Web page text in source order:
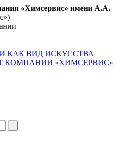
«Химсервис» имени А.А.
КАК ВИД ИСКУССТВА
КОМПАНИИ «ХИМСЕРВИС»